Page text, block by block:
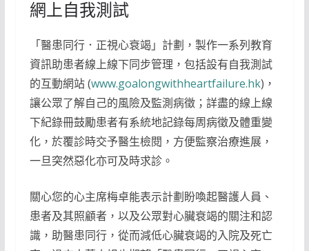
網上自我測試
「醫患同行．正視心衰竭」計劃，製作一系列教育
資訊助患者線上線下同步管理，包括設有自我測試
的互動網站 (www.goalongwithheartfailure.hk)，
讓公眾了解自己的風險及監測病徵；詳盡的線上線
下紀錄冊鼓勵患者有系統地記錄每周病徵及體重變
化，於覆診時交予醫生檢閱，方便監察治療進展，
一旦突然惡化亦可及時求診。
關心您的心主席梅卓能表示計劃盼喚起醫護人員、
患者及其照顧者，以及公眾對心臟衰竭的關注和認
識，助醫患同行，從而減低心臟衰竭的入院及死亡